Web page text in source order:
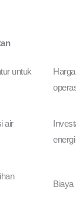
untuk
air
Biaya